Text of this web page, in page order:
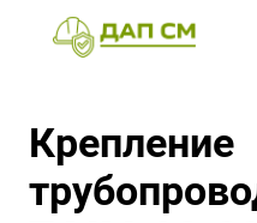
Крепление